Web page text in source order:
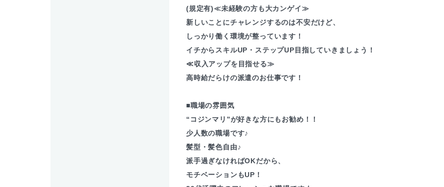
(規定有)≪未経験の方も大カンゲイ≫
新しいことにチャレンジするのは不安だけど、
しっかり働く環境が整っています！
イチからスキルUP・ステップUP目指していきましょう！
≪収入アップを目指せる≫
高時給だらけの派遣のお仕事です！
■職場の雰囲気
“コジンマリ”が好きな方にもお勧め！！
少人数の職場です♪
髪型・髪色自由♪
派手過ぎなければOKだから、
モチベーションもUP！